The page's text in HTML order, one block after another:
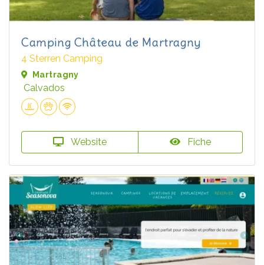
Camping Château de Martragny
4 Sterren Camping
Martragny
Calvados
Website Fiche